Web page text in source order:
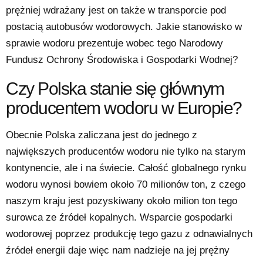
prężniej wdrażany jest on także w transporcie pod
postacią autobusów wodorowych. Jakie stanowisko w
sprawie wodoru prezentuje wobec tego Narodowy
Fundusz Ochrony Środowiska i Gospodarki Wodnej?
Czy Polska stanie się głównym
producentem wodoru w Europie?
Obecnie Polska zaliczana jest do jednego z
największych producentów wodoru nie tylko na starym
kontynencie, ale i na świecie. Całość globalnego rynku
wodoru wynosi bowiem około 70 milionów ton, z czego
naszym kraju jest pozyskiwany około milion ton tego
surowca ze źródeł kopalnych. Wsparcie gospodarki
wodorowej poprzez produkcję tego gazu z odnawialnych
źródeł energii daje więc nam nadzieje na jej prężny